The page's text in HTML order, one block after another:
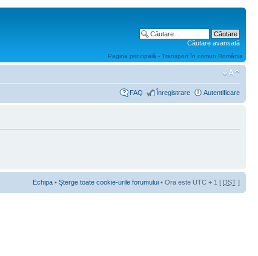
Căutare avansată
Pagina principală - Transport în comun România
FAQ Înregistrare Autentificare
Echipa • Şterge toate cookie-urile forumului • Ora este UTC + 1 [ DST ]